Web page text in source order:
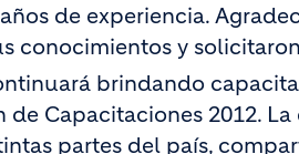
de experiencia.
conocimientos y
brindando
Capacitaciones 2012.
partes del país,